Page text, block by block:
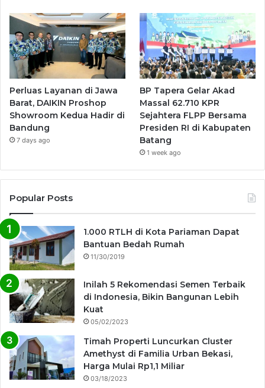
Perluas Layanan di Jawa
Barat, DAIKIN Proshop
Showroom Kedua Hadir di
Bandung
7 days ago
BP Tapera Gelar Akad
Massal 62.710 KPR
Sejahtera FLPP Bersama
Presiden RI di Kabupaten
Batang
1 week ago
Popular Posts
1.000 RTLH di Kota Pariaman Dapat
Bantuan Bedah Rumah
11/30/2019
Inilah 5 Rekomendasi Semen Terbaik
di Indonesia, Bikin Bangunan Lebih
Kuat
05/02/2023
Timah Properti Luncurkan Cluster
Amethyst di Familia Urban Bekasi,
Harga Mulai Rp1,1 Miliar
03/18/2023